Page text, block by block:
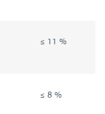
≤ 11 %
≤ 8 %